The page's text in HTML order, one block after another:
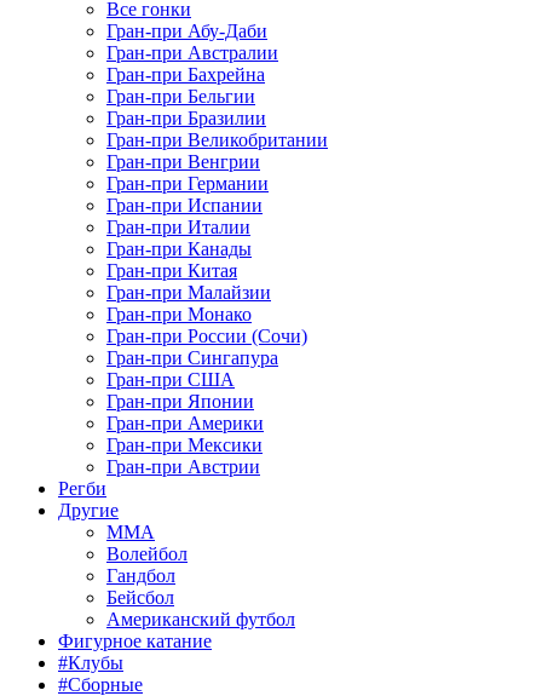
Все гонки
Гран-при Абу-Даби
Гран-при Австралии
Гран-при Бахрейна
Гран-при Бельгии
Гран-при Бразилии
Гран-при Великобритании
Гран-при Венгрии
Гран-при Германии
Гран-при Испании
Гран-при Италии
Гран-при Канады
Гран-при Китая
Гран-при Малайзии
Гран-при Монако
Гран-при России (Сочи)
Гран-при Сингапура
Гран-при США
Гран-при Японии
Гран-при Америки
Гран-при Мексики
Гран-при Австрии
Регби
Другие
MMA
Волейбол
Гандбол
Бейсбол
Американский футбол
Фигурное катание
#Клубы
#Сборные